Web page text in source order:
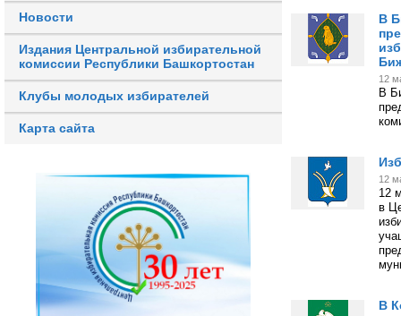
Новости
Издания Центральной избирательной
комиссии Республики Башкортостан
Клубы молодых избирателей
Карта сайта
В
12
В
12
12
в
В